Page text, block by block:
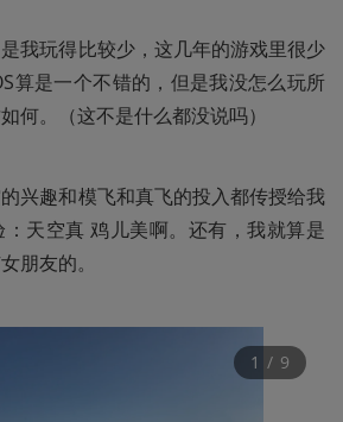
我玩得比较少，这几年的游戏里很少
算是一个不错的，但是我没怎么玩所
何。（这不是什么都没说吗）
兴趣和模飞和真飞的投入都传授给我
天空真 鸡儿美啊。还有，我就算是
朋友的。
1 / 9